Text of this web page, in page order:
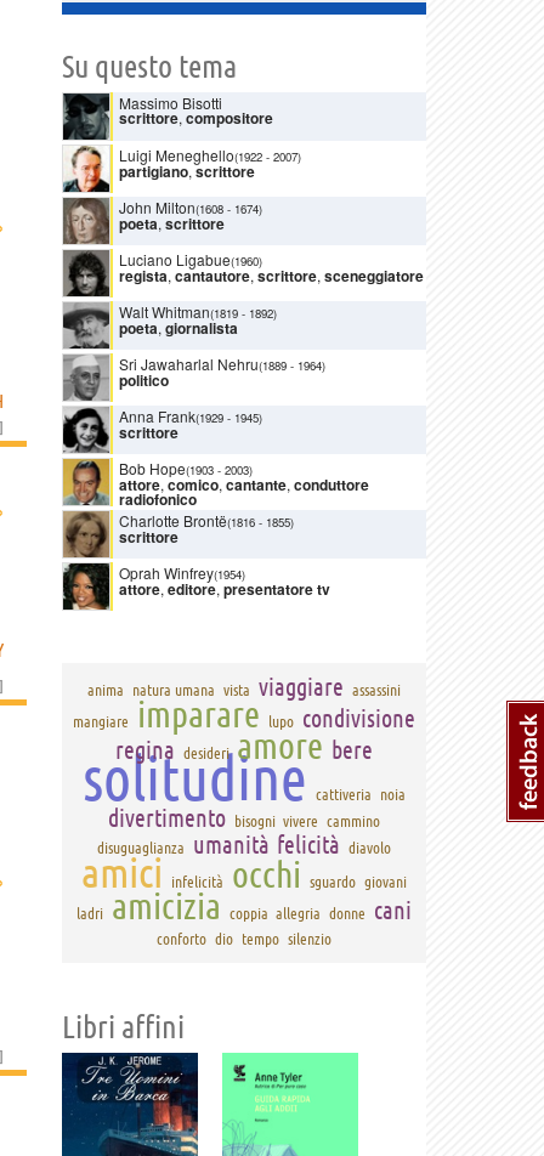
]
]
]
Su questo tema
Massimo Bisotti
scrittore, compositore
Luigi Meneghello(1922 - 2007)
partigiano,scrittore
John Milton(1608 - 1674)
poeta, scrittore
Luciano Ligabue(1960)
regista, cantautore, scrittore, sceneggiatore
Walt Whitman(1819 - 1892)
poeta, giornalista
Sri Jawaharlal Nehru(1889 - 1964)
politico
Anna Frank(1929 - 1945)
scrittore
Bob Hope(1903 - 2003)
attore, comico, cantante, conduttore
radiofonico
Charlotte Brontë(1816 - 1855)
scrittore
Oprah Winfrey(1954)
attore, editore, presentatore tv
anima natura umana vista viaggiare assassini
mangiare
imparare lupo condivisione
regina desideri amore bere
solitudine cattiveria noia
divertimento bisogni vivere cammino
disuguaglianza
umanità felicità diavolo
amici infelicità occhi sguardo giovani
ladri amicizia coppia allegria donne cani
conforto dio tempo silenzio
Libri affini